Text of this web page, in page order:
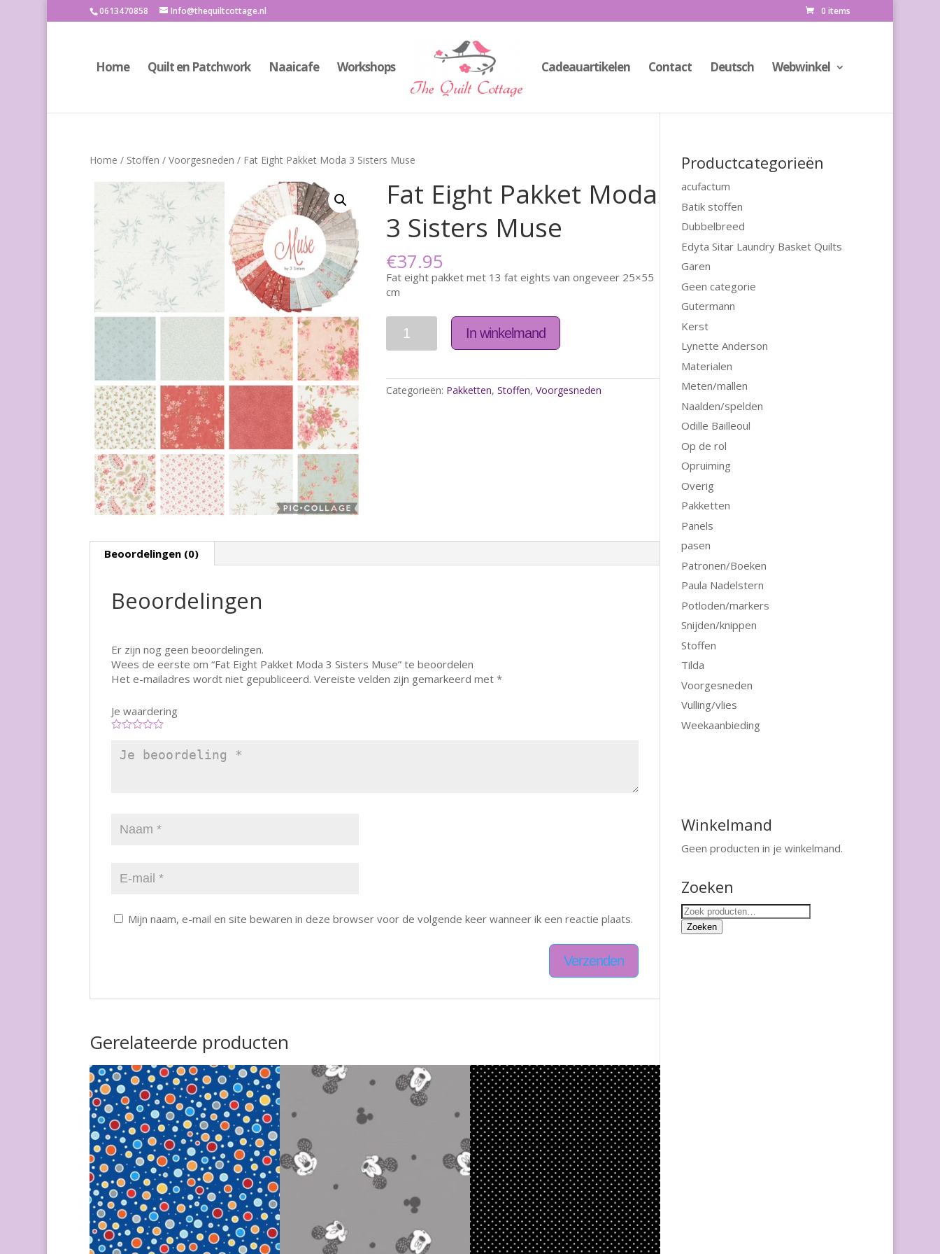
0613470858 Info@thequiltcottage.nl 0 items
Home Quilt en Patchwork Naaicafe Workshops Cadeauartikelen Contact Deutsch Webwinkel
Home / Stoffen / Voorgesneden / Fat Eight Pakket Moda 3 Sisters Muse
Fat Eight Pakket Moda
3 Sisters Muse
€37.95
Fat eight pakket met 13 fat eights van ongeveer 25×55
cm
Aantal
In winkelmand
Categorieën: Pakketten,Stoffen,Voorgesneden
Beoordelingen (0)
Beoordelingen
Er zijn nog geen beoordelingen.
Wees de eerste om “Fat Eight Pakket Moda 3 Sisters Muse” te beoordelen
Het e-mailadres wordt niet gepubliceerd. Vereiste velden zijn gemarkeerd met *
Je waardering
Mijn naam, e-mail en site bewaren in deze browser voor de volgende keer wanneer ik een reactie plaats.
Gerelateerde producten
Productcategorieën
acufactum
Batik stoffen
Dubbelbreed
Edyta Sitar Laundry Basket Quilts
Garen
Geen categorie
Gutermann
Kerst
Lynette Anderson
Materialen
Meten/mallen
Naalden/spelden
Odille Bailleoul
Op de rol
Opruiming
Overig
Pakketten
Panels
pasen
Patronen/Boeken
Paula Nadelstern
Potloden/markers
Snijden/knippen
Stoffen
Tilda
Voorgesneden
Vulling/vlies
Weekaanbieding
Winkelmand
Geen producten in je winkelmand.
Zoeken
Zoeken
naar:
Zoeken